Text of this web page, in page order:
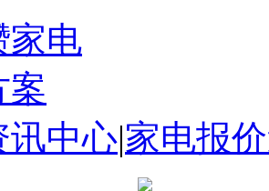
家电
案
讯中心|家电报